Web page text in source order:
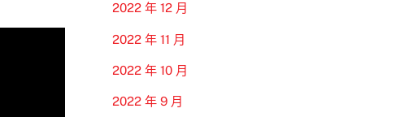
2022 年 12 月
2022 年 11 月
2022 年 10 月
2022 年 9 月